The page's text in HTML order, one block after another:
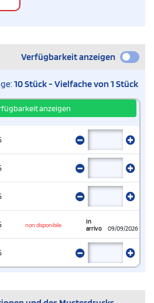
Verfügbarkeit anzeigen
10 Stück - Vielfache von 1 Stück
anzeigen
non disponibile
In
arrivo
09/09/2026